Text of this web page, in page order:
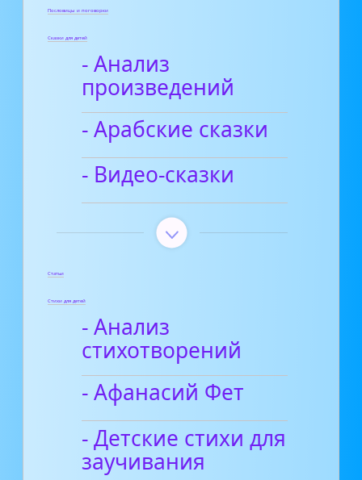
Пословицы и поговорки
Сказки для детей
- Анализ
произведений
- Арабские сказки
- Видео-сказки
Статьи
Стихи для детей
- Анализ
стихотворений
- Афанасий Фет
- Детские стихи для
заучивания